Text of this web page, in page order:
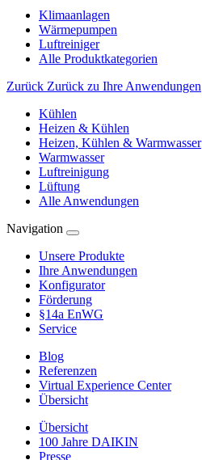
Klimaanlagen
Wärmepumpen
Luftreiniger
Alle Produktkategorien
Zurück Zurück zu Ihre Anwendungen
Kühlen
Heizen & Kühlen
Heizen, Kühlen & Warmwasser
Warmwasser
Luftreinigung
Lüftung
Alle Anwendungen
Navigation
Unsere Produkte
Ihre Anwendungen
Konfigurator
Förderung
§14a EnWG
Service
Blog
Referenzen
Virtual Experience Center
Übersicht
Übersicht
100 Jahre DAIKIN
Presse